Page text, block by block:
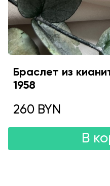
Браслет из
1958
260 BYN
В